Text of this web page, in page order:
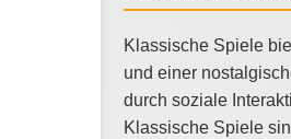
Klassische Spiele
und einer
durch soziale
Klassische Spiele